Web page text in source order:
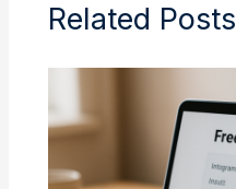
Related Posts